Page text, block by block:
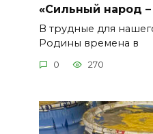
«Сильный народ
В трудные для
Родины времена в
0 270